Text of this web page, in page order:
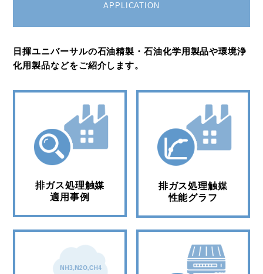
APPLICATION
日揮ユニバーサルの石油精製・石油化学用製品や環境浄
化用製品などをご紹介します。
排ガス処理触媒
適用事例
排ガス処理触媒
性能グラフ